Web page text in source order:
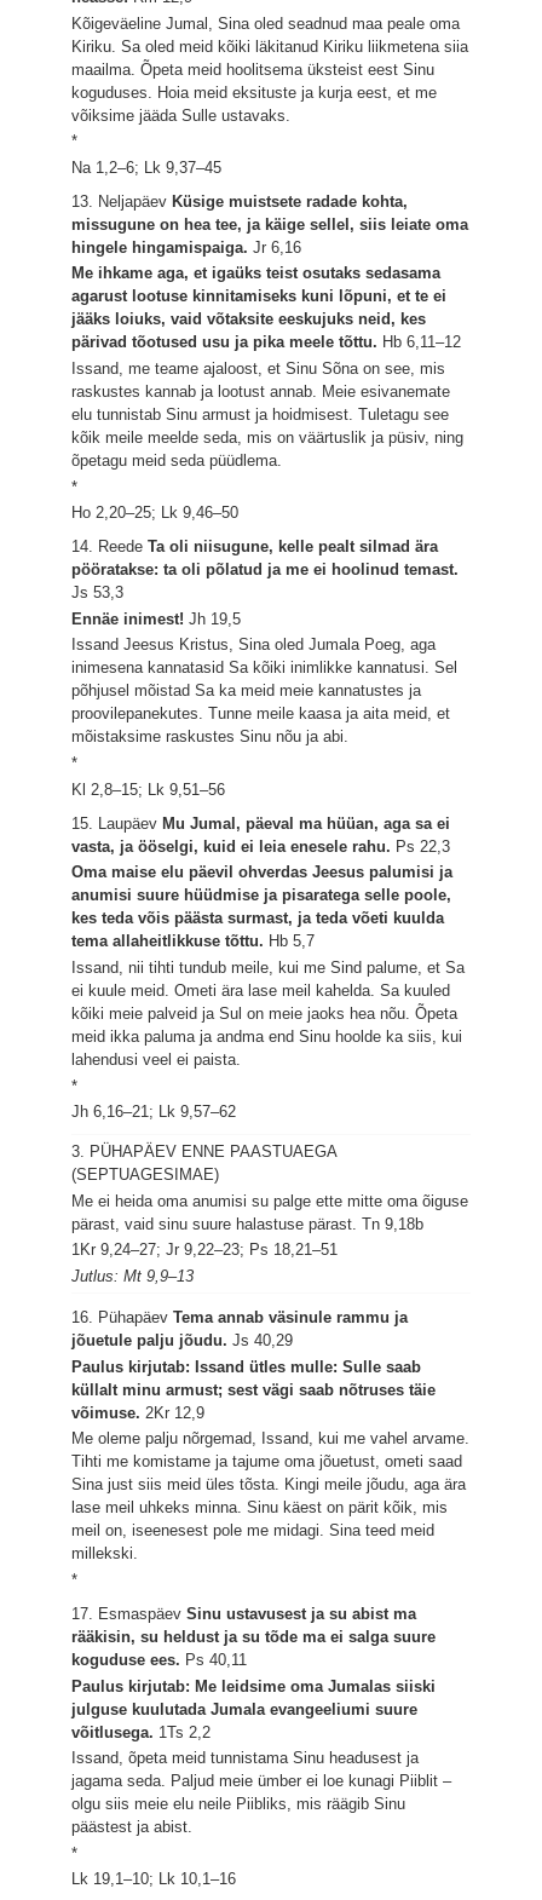
Kõigeväeline Jumal, Sina oled seadnud maa peale oma
Kiriku. Sa oled meid kõiki läkitanud Kiriku liikmetena siia
maailma. Õpeta meid hoolitsema üksteist eest Sinu
koguduses. Hoia meid eksituste ja kurja eest, et me
võiksime jääda Sulle ustavaks.
*
Na 1,2–6; Lk 9,37–45
13. Neljapäev Küsige muistsete radade kohta,
missugune on hea tee, ja käige sellel, siis leiate oma
hingele hingamispaiga.Jr 6,16
Me ihkame aga, et igaüks teist osutaks sedasama
agarust lootuse kinnitamiseks kuni lõpuni, et te ei
jääks loiuks, vaid võtaksite eeskujuks neid, kes
pärivad tõotused usu ja pika meele tõttu. Hb 6,11–12
Issand, me teame ajaloost, et Sinu Sõna on see, mis
raskustes kannab ja lootust annab. Meie esivanemate
elu tunnistab Sinu armust ja hoidmisest. Tuletagu see
kõik meile meelde seda, mis on väärtuslik ja püsiv, ning
õpetagu meid seda püüdlema.
*
Ho 2,20–25; Lk 9,46–50
14. ReedeTa oli niisugune, kelle pealt silmad ära
pööratakse: ta oli põlatud ja me ei hoolinud temast.
Js 53,3
Ennäe inimest!Jh 19,5
Issand Jeesus Kristus, Sina oled Jumala Poeg, aga
inimesena kannatasid Sa kõiki inimlikke kannatusi. Sel
põhjusel mõistad Sa ka meid meie kannatustes ja
proovilepanekutes. Tunne meile kaasa ja aita meid, et
mõistaksime raskustes Sinu nõu ja abi.
*
Kl 2,8–15; Lk 9,51–56
15. Laupäev Mu Jumal, päeval ma hüüan, aga sa ei
vasta, ja ööselgi, kuid ei leia enesele rahu. Ps 22,3
Oma maise elu päevil ohverdas Jeesus palumisi ja
anumisi suure hüüdmise ja pisaratega selle poole,
kes teda võis päästa surmast, ja teda võeti kuulda
tema allaheitlikkuse tõttu. Hb 5,7
Issand, nii tihti tundub meile, kui me Sind palume, et Sa
ei kuule meid. Ometi ära lase meil kahelda. Sa kuuled
kõiki meie palveid ja Sul on meie jaoks hea nõu. Õpeta
meid ikka paluma ja andma end Sinu hoolde ka siis, kui
lahendusi veel ei paista.
*
Jh 6,16–21; Lk 9,57–62
3. PÜHAPÄEV ENNE PAASTUAEGA
(SEPTUAGESIMAE)
Me ei heida oma anumisi su palge ette mitte oma õiguse
pärast, vaid sinu suure halastuse pärast.Tn 9,18b
1Kr 9,24–27; Jr 9,22–23; Ps 18,21–51
Jutlus: Mt 9,9–13
16. PühapäevTema annab väsinule rammu ja
jõuetule palju jõudu.Js 40,29
Paulus kirjutab: Issand ütles mulle: Sulle saab
küllalt minu armust; sest vägi saab nõtruses täie
võimuse. 2Kr 12,9
Me oleme palju nõrgemad, Issand, kui me vahel arvame.
Tihti me komistame ja tajume oma jõuetust, ometi saad
Sina just siis meid üles tõsta. Kingi meile jõudu, aga ära
lase meil uhkeks minna. Sinu käest on pärit kõik, mis
meil on, iseenesest pole me midagi. Sina teed meid
millekski.
*
17. EsmaspäevSinu ustavusest ja su abist ma
rääkisin, su heldust ja su tõde ma ei salga suure
koguduse ees. Ps 40,11
Paulus kirjutab: Me leidsime oma Jumalas siiski
julguse kuulutada Jumala evangeeliumi suure
võitlusega. 1Ts 2,2
Issand, õpeta meid tunnistama Sinu headusest ja
jagama seda. Paljud meie ümber ei loe kunagi Piiblit –
olgu siis meie elu neile Piibliks, mis räägib Sinu
päästest ja abist.
*
Lk 19,1–10; Lk 10,1–16